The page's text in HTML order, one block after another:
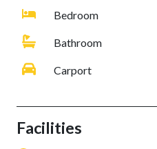
Bedroom
Bathroom
Carport
Facilities